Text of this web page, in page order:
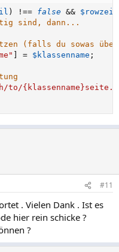
) !== false &&
richtig sind, dann...
(falls du sowas
= $klassenname ;
to/
#11
. Vielen Dank . Ist es
hier rein schicke ?
?